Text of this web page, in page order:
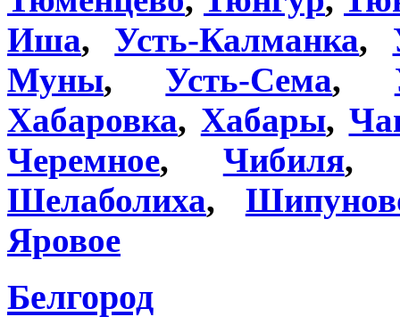
Иша, Усть-Калманка,
Муны, Усть-Сема,
Хабаровка, Хабары,
Черемное, Чибиля
Шелаболиха,
Яровое
Белгород